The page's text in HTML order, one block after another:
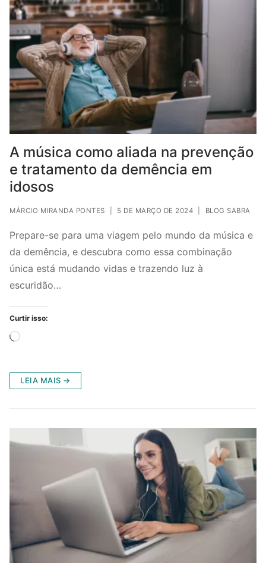
A música como aliada na prevenção
e tratamento da demência em
idosos
MÁRCIO MIRANDA PONTES 5 DE MARÇO DE 2024 BLOG SABRA
Prepare-se para uma viagem pelo mundo da música e
da demência, e descubra como essa combinação
única está mudando vidas e trazendo luz à
escuridão…
Curtir isso:
Carregando...
LEIA MAIS →